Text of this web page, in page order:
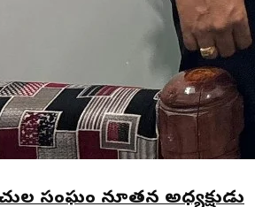
సంఘం నూతన అధ్యక్షుడు